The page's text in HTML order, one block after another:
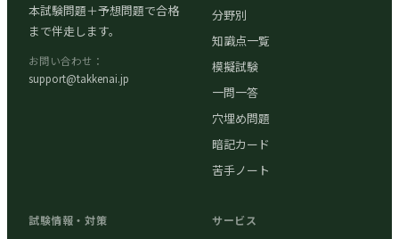
本試験問題＋予想問題で合格
まで伴走します。
お問い合わせ：
support@takkenai.jp
分野別
知識点一覧
模擬試験
一問一答
穴埋め問題
暗記カード
苦手ノート
試験情報・対策 サービス